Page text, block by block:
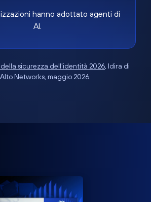
hanno adottato agenti di
AI.
della sicurezza dell'identità 2026, Idira di
Networks, maggio 2026.